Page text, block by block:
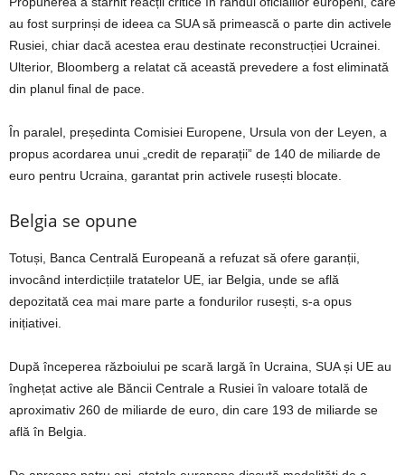
au fost surprinși de ideea ca SUA să primească o parte din activele
Rusiei, chiar dacă acestea erau destinate reconstrucției Ucrainei.
Ulterior, Bloomberg a relatat că această prevedere a fost eliminată
din planul final de pace.
În paralel, președinta Comisiei Europene, Ursula von der Leyen, a
propus acordarea unui „credit de reparații” de 140 de miliarde de
euro pentru Ucraina, garantat prin activele rusești blocate.
Belgia se opune
Totuși, Banca Centrală Europeană a refuzat să ofere garanții,
invocând interdicțiile tratatelor UE, iar Belgia, unde se află
depozitată cea mai mare parte a fondurilor rusești, s-a opus
inițiativei.
După începerea războiului pe scară largă în Ucraina, SUA și UE au
înghețat active ale Băncii Centrale a Rusiei în valoare totală de
aproximativ 260 de miliarde de euro, din care 193 de miliarde se
află în Belgia.